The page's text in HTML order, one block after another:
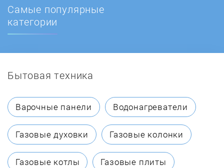
Самые популярные
категории
Бытовая техника
Варочные панели Водонагреватели
Газовые духовки Газовые колонки
Газовые котлы Газовые плиты